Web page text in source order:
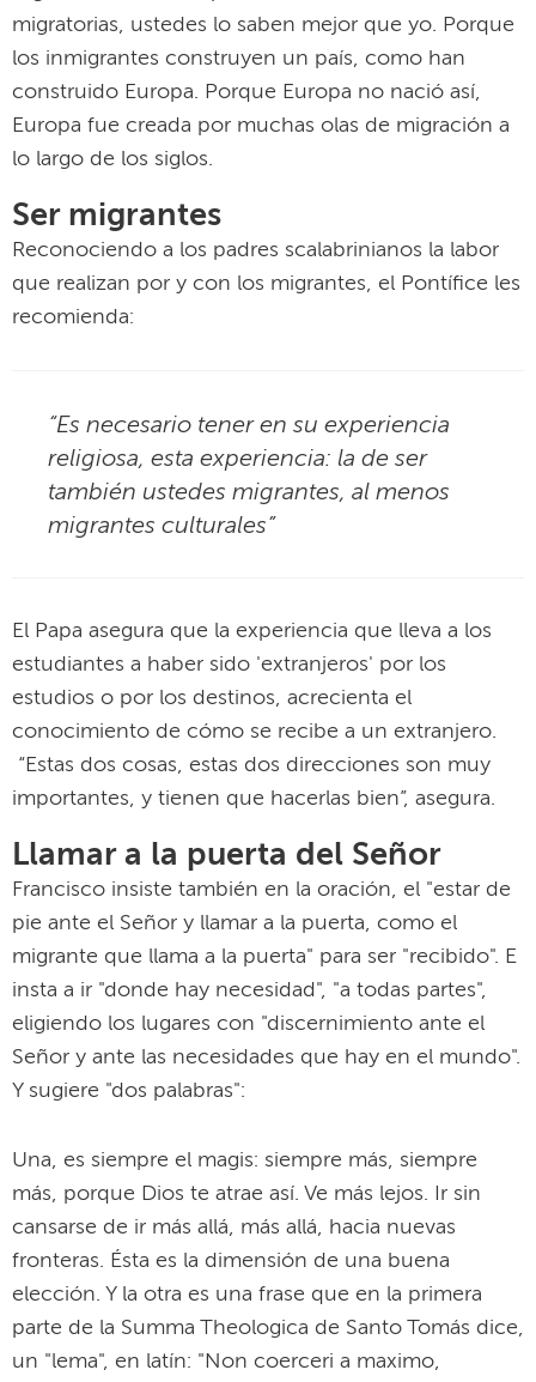
migratorias, ustedes lo saben mejor que yo. Porque
los inmigrantes construyen un país, como han
construido Europa. Porque Europa no nació así,
Europa fue creada por muchas olas de migración a
lo largo de los siglos.
Ser migrantes
Reconociendo a los padres scalabrinianos la labor
que realizan por y con los migrantes, el Pontífice les
recomienda:
“Es necesario tener en su experiencia
religiosa, esta experiencia: la de ser
también ustedes migrantes, al menos
migrantes culturales”
El Papa asegura que la experiencia que lleva a los
estudiantes a haber sido 'extranjeros' por los
estudios o por los destinos, acrecienta el
conocimiento de cómo se recibe a un extranjero.
“Estas dos cosas, estas dos direcciones son muy
importantes, y tienen que hacerlas bien”, asegura.
Llamar a la puerta del Señor
Francisco insiste también en la oración, el "estar de
pie ante el Señor y llamar a la puerta, como el
migrante que llama a la puerta" para ser "recibido". E
insta a ir "donde hay necesidad", "a todas partes",
eligiendo los lugares con "discernimiento ante el
Señor y ante las necesidades que hay en el mundo".
Y sugiere "dos palabras":
Una, es siempre el magis: siempre más, siempre
más, porque Dios te atrae así. Ve más lejos. Ir sin
cansarse de ir más allá, más allá, hacia nuevas
fronteras. Ésta es la dimensión de una buena
elección. Y la otra es una frase que en la primera
parte de la Summa Theologica de Santo Tomás dice,
un "lema", en latín: "Non coerceri a maximo,